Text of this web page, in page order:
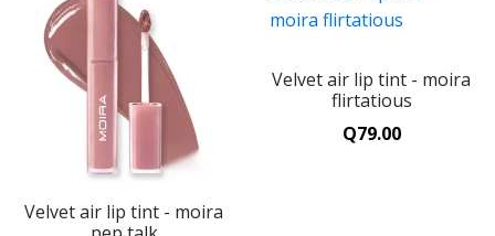
Velvet air lip tint - moira
Velvet air lip tint - moira
flirtatious
Q79.00